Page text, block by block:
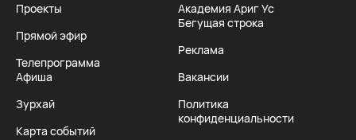
Проекты
Прямой эфир
Телепрограмма
Афиша
Зурхай
Карта событий
Академия Ариг Ус
Бегущая строка
Реклама
Вакансии
Политика
конфиденциальности